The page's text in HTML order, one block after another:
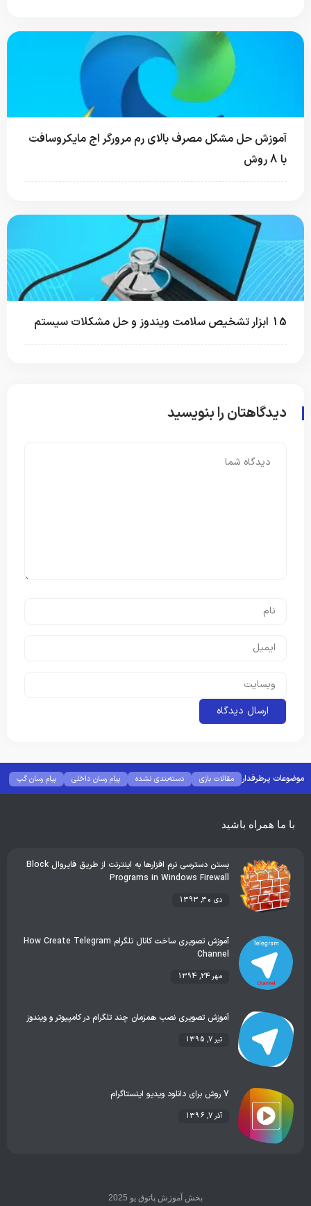
آموزش حل مشکل مصرف بالای رم مرورگر اج مایکروسافت
با 8 روش
15 ابزار تشخیص سلامت ویندوز و حل مشکلات سیستم
دیدگاهتان را بنویسید
موضوعات پرطرفدار مقالات بازی دسته‌بندی نشده پیام رسان داخلی
پیام رسان گپ
بهترین گجت ها
هوش مصنوعی رفع خطا و ارور
با ما همراه باشید
بستن دسترسی نرم افزارها به اینترنت از طریق فایروال Block
Programs in Windows Firewall
دی 30, 1393
آموزش تصویری ساخت کانال تلگرام How Create Telegram
Channel
مهر 24, 1394
آموزش تصویری نصب همزمان چند تلگرام در کامپیوتر و ویندوز
تیر 7, 1395
7 روش برای دانلود ویدیو اینستاگرام
آذر 7, 1396
بخش آموزش پاتوق یو 2025